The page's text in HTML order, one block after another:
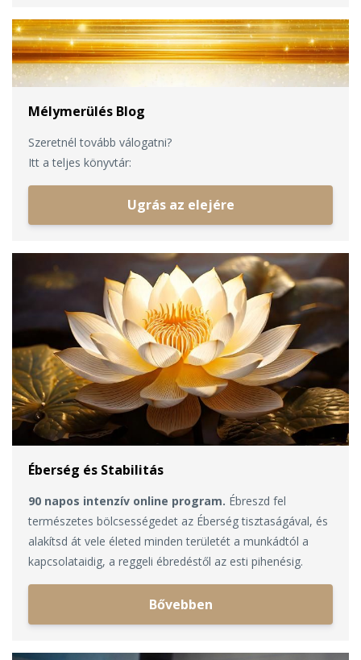
Mélymerülés Blog
Szeretnél tovább válogatni?
Itt a teljes könyvtár:
Ugrás az elejére
Éberség és Stabilitás
90 napos intenzív online program. Ébreszd fel
természetes bölcsességedet az Éberség tisztaságával, és
alakítsd át vele életed minden területét a munkádtól a
kapcsolataidig, a reggeli ébredéstől az esti pihenésig.
Bővebben